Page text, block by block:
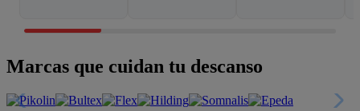
Marcas que cuidan tu descanso